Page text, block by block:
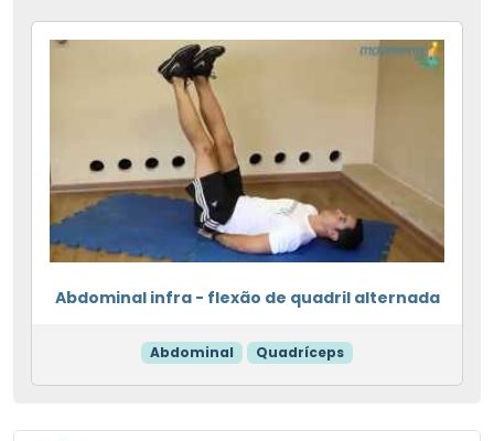
Abdominal infra - flexão de quadril alternada
Abdominal Quadríceps